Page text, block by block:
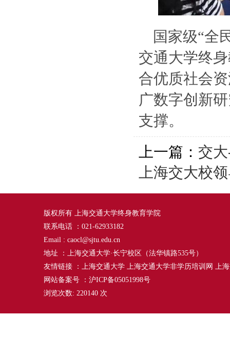
国家级“全
交通大学终
合优质社会
广数字创新
支撑。
上一篇： 交
上海交大校
版权所有 上海交通大学终身教育学院
联系电话 ：021-62933182
Email : caocl@sjtu.edu.cn
地址 ：上海交通大学·长宁校区（法华镇路535号）
友情链接 ： 上海交通大学 上海交通大学非学历培训网 上
网站备案号 ：沪ICP备05051998号
浏览次数: 220140 次